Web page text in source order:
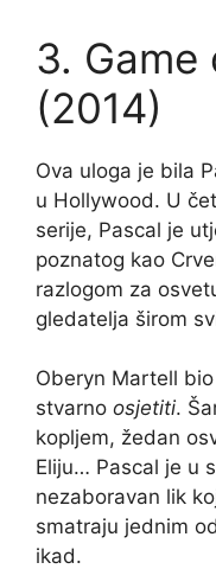
3. Game
(2014)
Ova uloga je bila
u Hollywood. U
serije, Pascal je
poznatog kao
razlogom za
gledatelja širom
Oberyn Martell
stvarno osjetiti.
kopljem, žedan
Eliju… Pascal je u
nezaboravan lik
smatraju jednim
ikad.